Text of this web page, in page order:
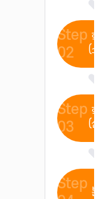
학
(소
학
(신
본